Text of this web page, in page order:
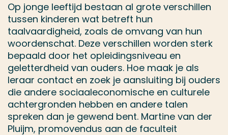
Op jonge leeftijd bestaan al grote verschillen
tussen kinderen wat betreft hun
taalvaardigheid, zoals de omvang van hun
woordenschat. Deze verschillen worden sterk
bepaald door het opleidingsniveau en
geletterdheid van ouders. Hoe maak je als
leraar contact en zoek je aansluiting bij ouders
die andere sociaaleconomische en culturele
achtergronden hebben en andere talen
spreken dan je gewend bent. Martine van der
Pluijm, promovendus aan de faculteit